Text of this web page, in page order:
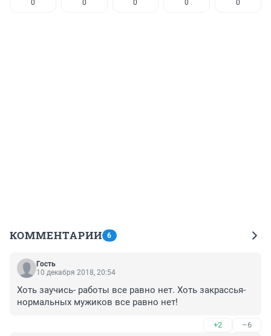
0 0 0 0 0
КОММЕНТАРИИ 6
Гость
10 декабря 2018, 20:54
Хоть заучись- работы все равно нет. Хоть закрассья-
нормальных мужиков все равно нет!
+2 –6